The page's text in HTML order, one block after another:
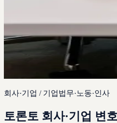
회사·기업 / 기업법무·노동·인사
토론토 회사·기업 변